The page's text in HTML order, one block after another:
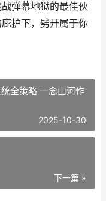
弹幕地狱的最佳伙
护下，劈开属于你
全策略 一念山河作
2025-10-30
下一篇 »